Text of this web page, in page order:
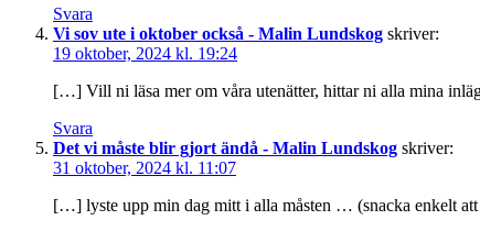
Svara
Vi sov ute i oktober också - Malin Lundskog skriver:
19 oktober, 2024 kl. 19:24
[…] Vill ni läsa mer om våra utenätter, hittar ni alla mina
Svara
Det vi måste blir gjort ändå - Malin Lundskog skriver:
31 oktober, 2024 kl. 11:07
[…] lyste upp min dag mitt i alla måsten … (snacka enkelt